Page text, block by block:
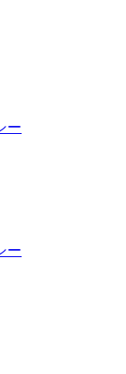
ー
ー